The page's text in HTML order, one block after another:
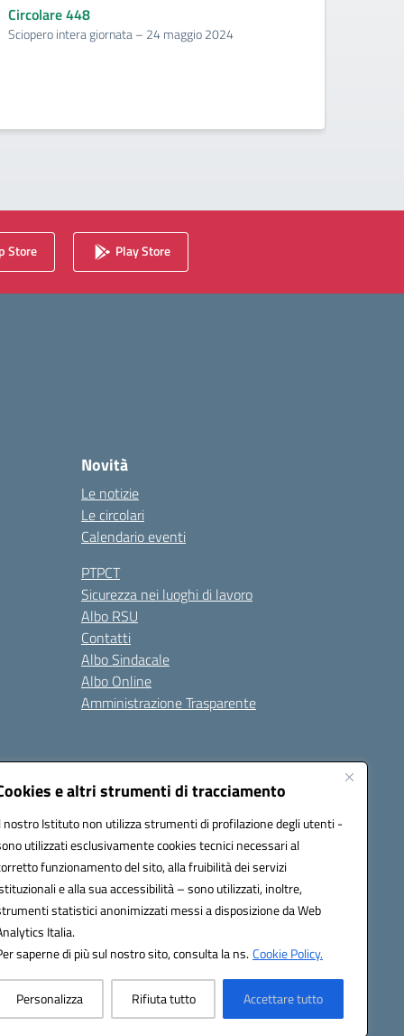
e altri strumenti di tracciamento
nostro Istituto non utilizza strumenti di profilazione degli utenti -
utilizzati esclusivamente cookies tecnici necessari al
funzionamento del sito, alla fruibilità dei servizi
e alla sua accessibilità – sono utilizzati, inoltre,
statistici anonimizzati messi a disposizione da Web
Italia.
saperne di più sul nostro sito, consulta la ns.Cookie Policy.
Personalizza Rifiuta tutto Accettare tutto
Circolare 448
Sciopero intera giornata – 24 maggio 2024
Store Play Store
Novità
Le notizie
Le circolari
Calendario eventi
PTPCT
Sicurezza nei luoghi di lavoro
Albo RSU
Contatti
Albo Sindacale
Albo Online
Amministrazione Trasparente